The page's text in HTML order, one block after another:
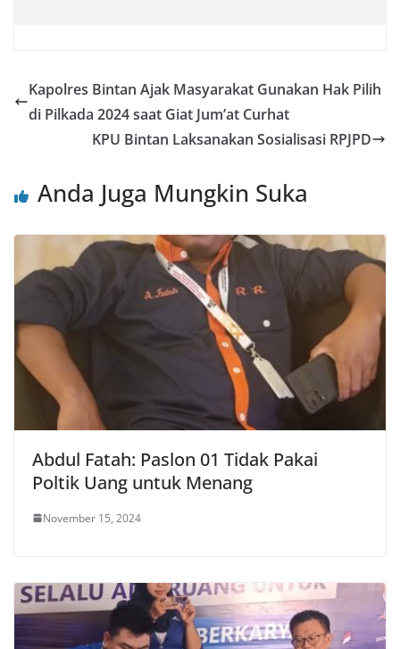
Kapolres Bintan Ajak Masyarakat Gunakan Hak Pilih
di Pilkada 2024 saat Giat Jum’at Curhat
KPU Bintan Laksanakan Sosialisasi RPJPD
Anda Juga Mungkin Suka
Abdul Fatah: Paslon 01 Tidak Pakai
Poltik Uang untuk Menang
November 15, 2024